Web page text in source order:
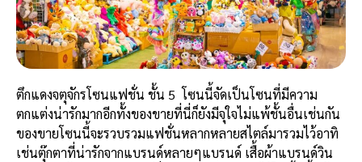
ตึกแดงจตุจักรโซนแฟชั่น ชั้น 5 โซนนี้จัดเป็นโซนที่มีความ
ตกแต่งน่ารักมากอีกทั้งของขายที่นี่ก็ยังมีจุใจไม่แพ้ชั้นอื่นเช่นกัน
ของขายโซนนี้จะรวบรวมแฟชั่นหลากหลายสไตล์มารวมไว้อาทิ
เช่นตุ๊กตาที่น่ารักจากแบรนด์หลายๆแบรนด์ เสื้อผ้าแบรนด์วิน